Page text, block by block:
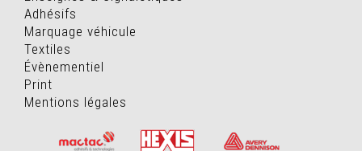
Adhésifs
Marquage véhicule
Textiles
Évènementiel
Print
Mentions légales